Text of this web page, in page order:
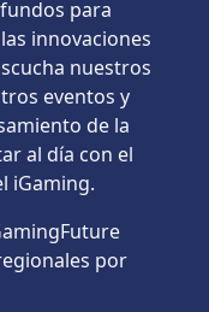
para
innovaciones
nuestros
eventos y
de la
al día con el
iGaming.
por